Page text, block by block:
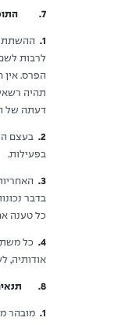
7. התוכן המפורסם במסגרת הפעילות
1.
הפרס. אין
תהיה
דעתה של
2.
בעצם
בפעילות.
3.
בדבר
כל טענה
4.
כל
אודותיה,
8. תנאים נוספים
1.
מובהר